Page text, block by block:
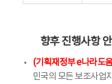
향후 진행사항
(기획재정부 e나라도
민국의 모든 보조사업